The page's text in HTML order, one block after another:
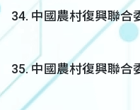
中國農村復興聯合
中國農村復興聯合